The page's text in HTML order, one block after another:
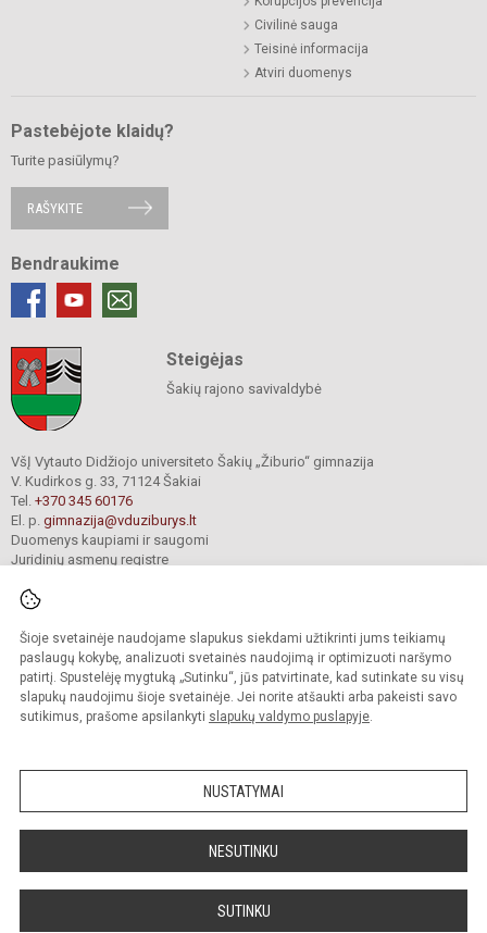
Šioje svetainėje naudojame slapukus siekdami užtikrinti jums teikiamų
paslaugų kokybę, analizuoti svetainės naudojimą ir optimizuoti naršymo
patirtį. Spustelėję mygtuką „Sutinku“, jūs patvirtinate, kad sutinkate su visų
slapukų naudojimu šioje svetainėje. Jei norite atšaukti arba pakeisti savo
sutikimus, prašome apsilankyti slapukų valdymo puslapyje.
NUSTATYMAI
NESUTINKU
SUTINKU
Civilinė sauga
Teisinė informacija
Atviri duomenys
Pastebėjote klaidų?
Turite pasiūlymų?
RAŠYKITE
Bendraukime
Steigėjas
Šakių rajono savivaldybė
VšĮ Vytauto Didžiojo universiteto Šakių „Žiburio“ gimnazija
V. Kudirkos g. 33, 71124 Šakiai
Tel. +370 345 60176
El. p. gimnazija@vduziburys.lt
Duomenys kaupiami ir saugomi
Juridinių asmenų registre
© 2024. VDU Šakių „Žiburio“ gimnazija. Visos teisės saugomos.
Kopijuoti turinį be raštiško gimnazijos sutikimo griežtai draudžiama.